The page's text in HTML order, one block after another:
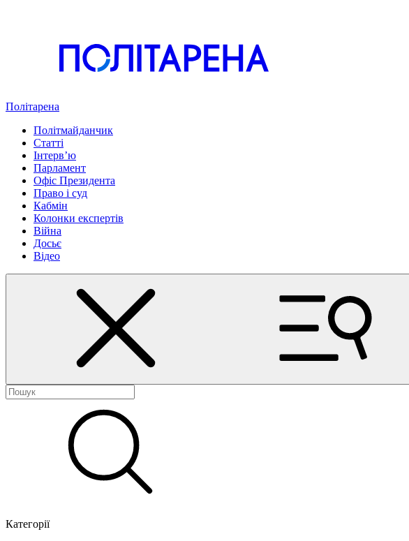
Політарена
Політмайданчик
Статті
Інтервʼю
Парламент
Офіс Президента
Право і суд
Кабмін
Колонки експертів
Війна
Досьє
Відео
Категорії